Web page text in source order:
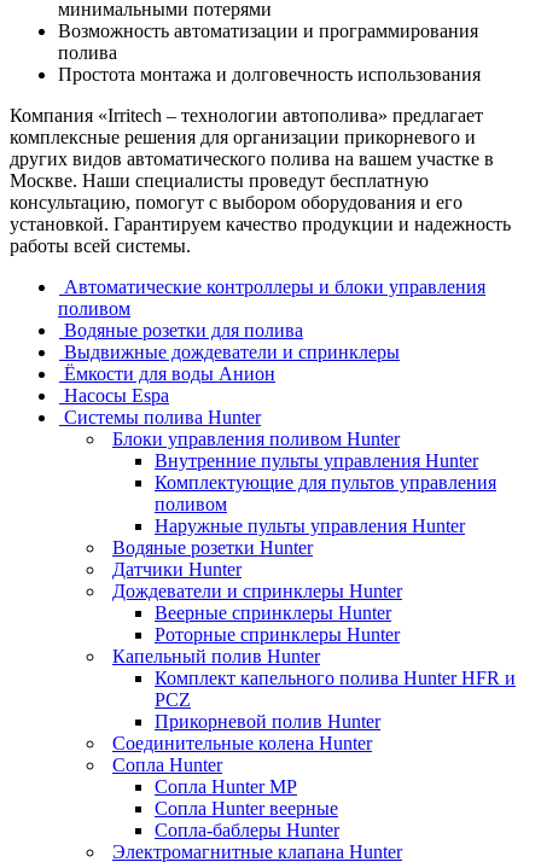
минимальными потерями
Возможность автоматизации и программирования
полива
Простота монтажа и долговечность использования
Компания «Irritech – технологии автополива» предлагает
комплексные решения для организации прикорневого и
других видов автоматического полива на вашем участке в
Москве. Наши специалисты проведут бесплатную
консультацию, помогут с выбором оборудования и его
установкой. Гарантируем качество продукции и надежность
работы всей системы.
Автоматические контроллеры и блоки управления
поливом
Водяные розетки для полива
Выдвижные дождеватели и спринклеры
Ёмкости для воды Анион
Насосы Espa
Системы полива Hunter
Блоки управления поливом Hunter
Внутренние пульты управления Hunter
Комплектующие для пультов управления
поливом
Наружные пульты управления Hunter
Водяные розетки Hunter
Датчики Hunter
Дождеватели и спринклеры Hunter
Веерные спринклеры Hunter
Роторные спринклеры Hunter
Капельный полив Hunter
Комплект капельного полива Hunter HFR и
PCZ
Прикорневой полив Hunter
Соединительные колена Hunter
Сопла Hunter
Сопла Hunter MP
Сопла Hunter веерные
Сопла-баблеры Hunter
Электромагнитные клапана Hunter